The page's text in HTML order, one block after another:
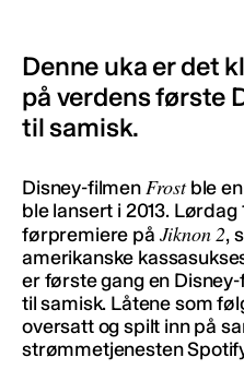
Denne uka er det
på verdens første
til samisk.
Disney-filmenFrostble
ble lansert i 2013.
førpremiere på Jiknon 2,
amerikanske
er første gang en
til samisk. Låtene som
oversatt og spilt inn på
strømmetjenesten